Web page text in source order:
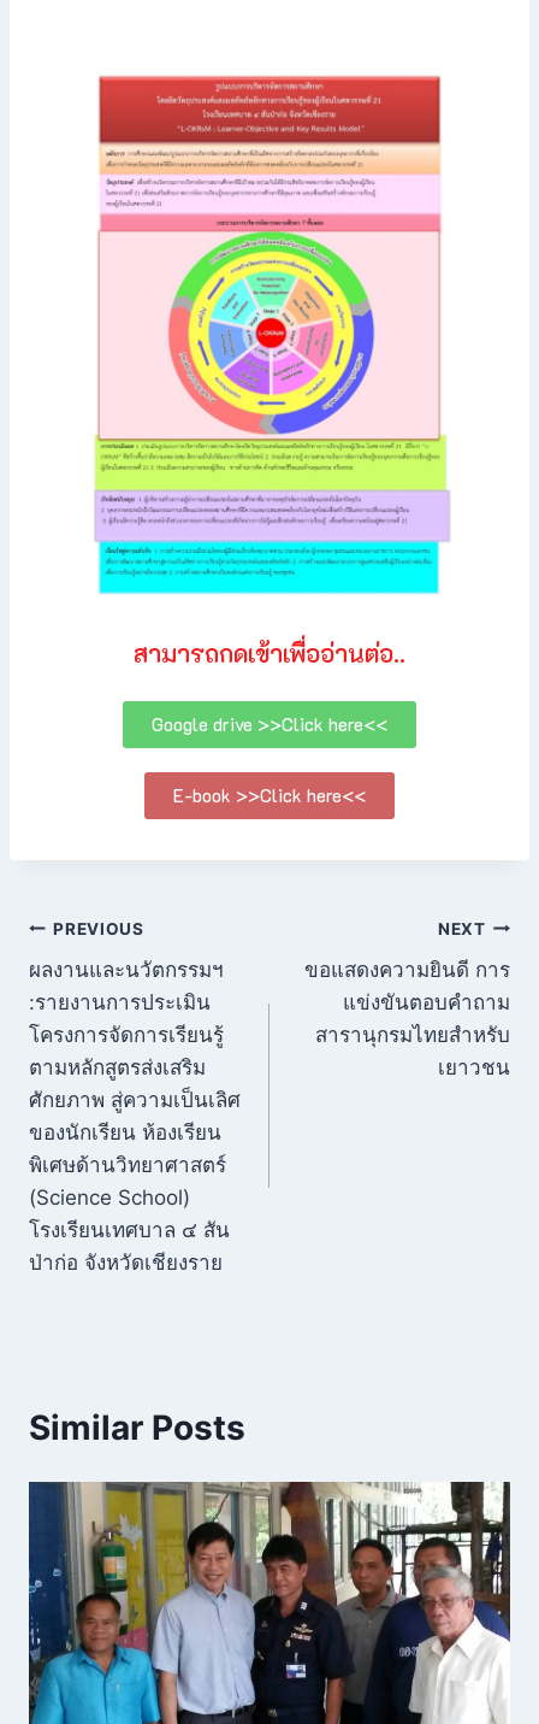
สามารถกดเข้าเพื่ออ่านต่อ..
Google drive >>Click here<<
E-book >>Click here<<
PREVIOUS
ผลงานและนวัตกรรมฯ
:รายงานการประเมิน
โครงการจัดการเรียนรู้
ตามหลักสูตรส่งเสริม
ศักยภาพ สู่ความเป็นเลิศ
ของนักเรียน ห้องเรียน
พิเศษด้านวิทยาศาสตร์
(Science School)
โรงเรียนเทศบาล ๔ สัน
ป่าก่อ จังหวัดเชียงราย
NEXT
ขอแสดงความยินดี การ
แข่งขันตอบคำถาม
สารานุกรมไทยสำหรับ
เยาวชน
Similar Posts